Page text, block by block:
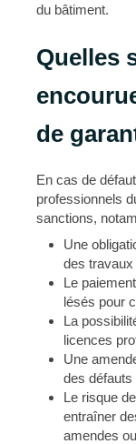
du bâtiment.
Quelles
de
En cas de
professionnels
sanctions,
Une
des travaux
Le
lésés pour
La
licences
Une
des
Le risque
entraîner
amendes